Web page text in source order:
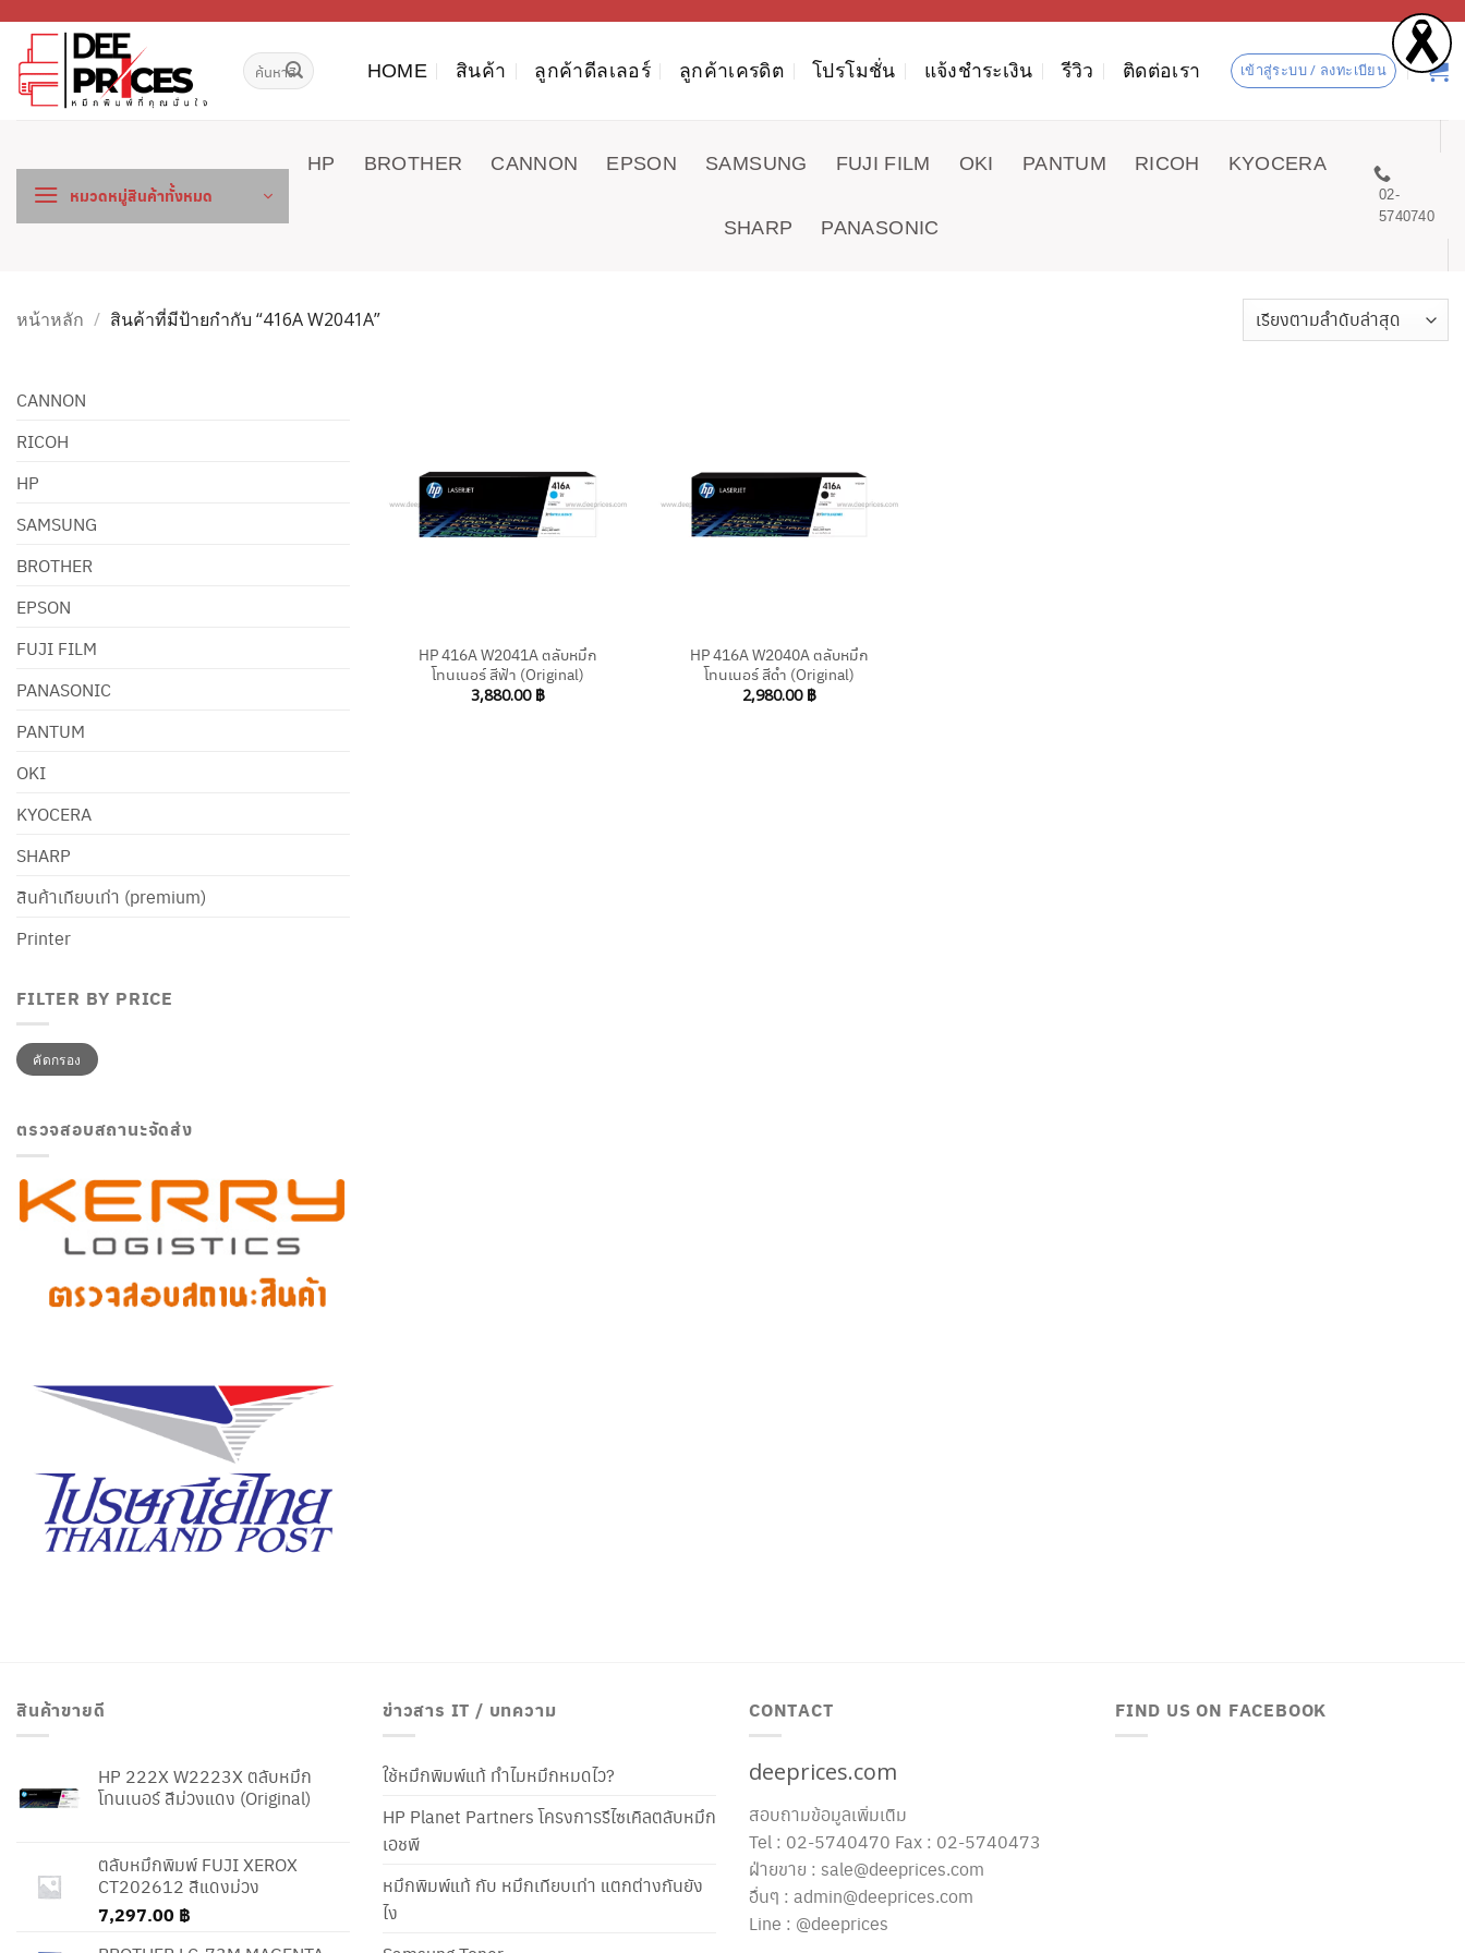
เนื้อหา
ค้นหา: HOME สินค้า ลูกค้าดีลเลอร์ ลูกค้าเครดิต โปรโมชั่น แจ้งชำระเงิน รีวิว ติดต่อเรา เข้าสู่ระบบ / ลงทะเบียน
หมวดหมู่สินค้าทั้งหมด
HP BROTHER CANNON EPSON SAMSUNG FUJI FILM OKI PANTUM RICOH KYOCERA
SHARP PANASONIC
02-
5740740
หน้าหลัก / สินค้าที่มีป้ายกำกับ “416A W2041A”
CANNON
RICOH
HP
SAMSUNG
BROTHER
EPSON
FUJI FILM
PANASONIC
PANTUM
OKI
KYOCERA
SHARP
สินค้าเทียบเท่า (premium)
Printer
FILTER BY PRICE
ราคา
ต่ำ
สุด
ราคา
สูงสุดคัดกรอง
ตรวจสอบสถานะจัดส่ง
HP 416A W2041A ตลับหมึก
โทนเนอร์ สีฟ้า (Original)
3,880.00 ฿
HP 416A W2040A ตลับหมึก
โทนเนอร์ สีดำ (Original)
2,980.00 ฿
สินค้าขายดี
HP 222X W2223X ตลับหมึก
โทนเนอร์ สีม่วงแดง (Original)
ตลับหมึกพิมพ์ FUJI XEROX
CT202612 สีแดงม่วง
7,297.00 ฿
ข่าวสาร IT / บทความ
ใช้หมึกพิมพ์แท้ ทำไมหมึกหมดไว?
HP Planet Partners โครงการรีไซเคิลตลับหมึก
เอชพี
หมึกพิมพ์แท้ กับ หมึกเทียบเท่า แตกต่างกันยัง
ไง
CONTACT
deeprices.com
สอบถามข้อมูลเพิ่มเติม
Tel : 02-5740470 Fax : 02-5740473
ฝ่ายขาย : sale@deeprices.com
อื่นๆ : admin@deeprices.com
Line : @deeprices
FIND US ON FACEBOOK